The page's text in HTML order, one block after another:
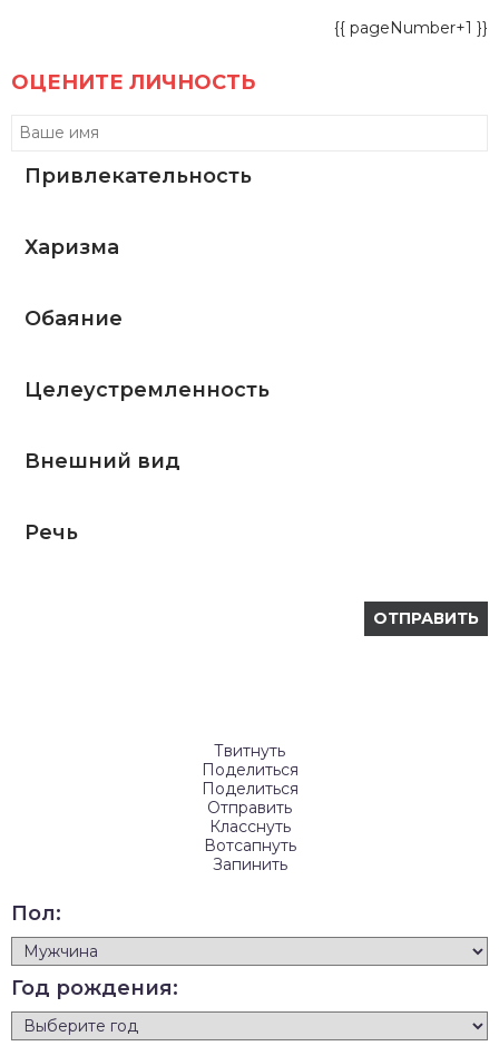
{{ pageNumber+1 }}
ОЦЕНИТЕ ЛИЧНОСТЬ
Привлекательность
Харизма
Обаяние
Целеустремленность
Внешний вид
Речь
Твитнуть
Поделиться
Поделиться
Отправить
Класснуть
Вотсапнуть
Запинить
Пол:
Год рождения: